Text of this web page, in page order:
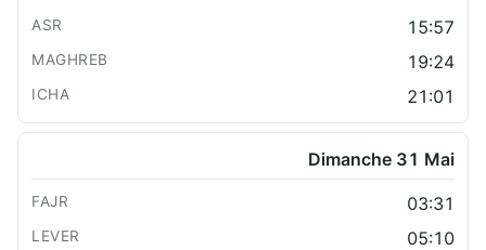
15:57
19:24
21:01
Dimanche 31 Mai
03:31
05:10